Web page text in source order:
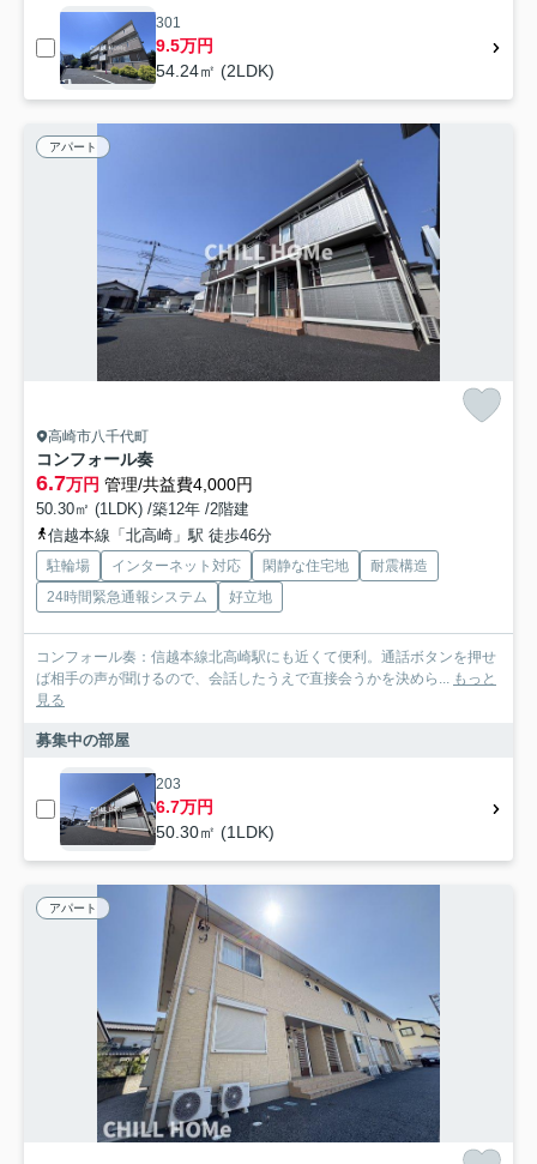
301
9.5万円
54.24㎡ (2LDK)
アパート
高崎市八千代町
コンフォール奏
6.7万円 管理/共益費4,000円
50.30㎡ (1LDK) /築12年 /2階建
信越本線「北高崎」駅 徒歩46分
駐輪場 インターネット対応 閑静な住宅地
耐震構造
24時間緊急通報システム
好立地
コンフォール奏：信越本線北高崎駅にも近くて便利。通話ボタンを押せ
ば相手の声が聞けるので、会話したうえで直接会うかを決めら... もっと
見る
募集中の部屋
203
6.7万円
50.30㎡ (1LDK)
アパート